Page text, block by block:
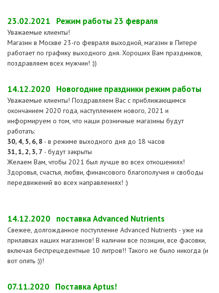
23.02.2021 Режим работы 23 февраля
Уважаемые клиенты!
Магазин в Москве 23-го февраля выходной, магазин в Питере
работает по графику выходного дня. Хороших Вам праздников,
поздравляем всех мужчин! :))
14.12.2020 Новогодние праздники режим работы
Уважаемые клиенты! Поздравляем Вас с приближающимся
окончанием 2020 года, наступлением нового, 2021 и
информируем о том, что наши розничные магазины будут
работать:
30, 4, 5, 6, 8 - в режиме выходного дня до 18 часов
31, 1, 2, 3, 7 - будут закрыты
Желаем Вам, чтобы 2021 был лучше во всех отношениях!
Здоровья, счастья, любви, финансового благополучия и свободы
передвижений во всех направлениях! :)
14.12.2020 поставка Advanced Nutrients
Свежее, долгожданное поступление Advanced Nutrients - уже на
прилавках наших магазинов! В наличии все позиции, все фасовки,
включая беспрецедентные 10 литров!! Такого не было никогда (и
вот опять :))!
07.11.2020 Поставка Aptus!